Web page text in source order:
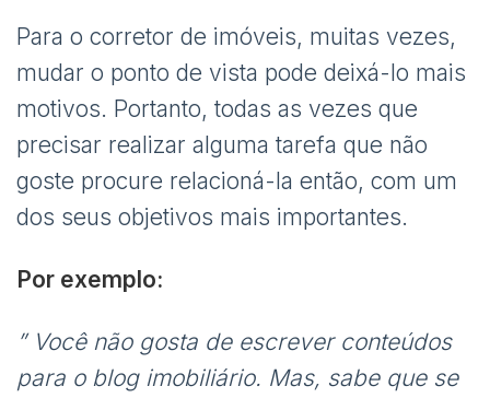
Para o corretor de imóveis, muitas vezes,
mudar o ponto de vista pode deixá-lo mais
motivos. Portanto, todas as vezes que
precisar realizar alguma tarefa que não
goste procure relacioná-la então, com um
dos seus objetivos mais importantes.
Por exemplo:
” Você não gosta de escrever conteúdos
para o blog imobiliário. Mas, sabe que se